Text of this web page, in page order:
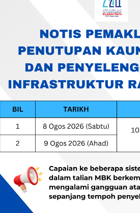
Pertandingan Peragaan Kanak-
Majlis Bandaraya Kuantan, Tuan